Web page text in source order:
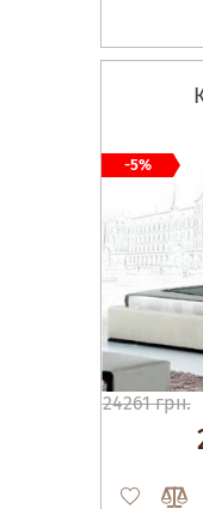
24261 грн.
-5%